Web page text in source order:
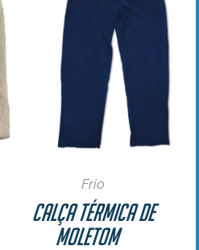
Frio
Calça Térmica de
Moletom